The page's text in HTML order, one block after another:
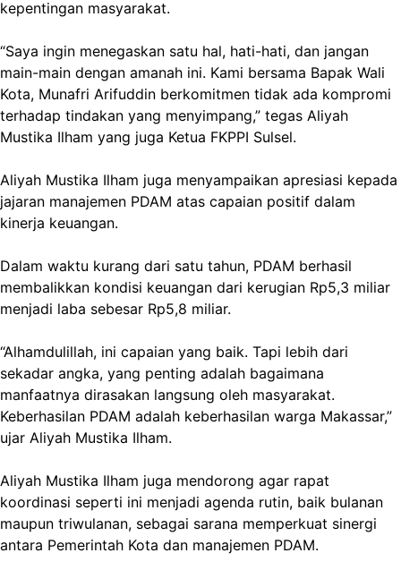
kepentingan masyarakat.
“Saya ingin menegaskan satu hal, hati-hati, dan jangan
main-main dengan amanah ini. Kami bersama Bapak Wali
Kota, Munafri Arifuddin berkomitmen tidak ada kompromi
terhadap tindakan yang menyimpang,” tegas Aliyah
Mustika Ilham yang juga Ketua FKPPI Sulsel.
Aliyah Mustika Ilham juga menyampaikan apresiasi kepada
jajaran manajemen PDAM atas capaian positif dalam
kinerja keuangan.
Dalam waktu kurang dari satu tahun, PDAM berhasil
membalikkan kondisi keuangan dari kerugian Rp5,3 miliar
menjadi laba sebesar Rp5,8 miliar.
“Alhamdulillah, ini capaian yang baik. Tapi lebih dari
sekadar angka, yang penting adalah bagaimana
manfaatnya dirasakan langsung oleh masyarakat.
Keberhasilan PDAM adalah keberhasilan warga Makassar,”
ujar Aliyah Mustika Ilham.
Aliyah Mustika Ilham juga mendorong agar rapat
koordinasi seperti ini menjadi agenda rutin, baik bulanan
maupun triwulanan, sebagai sarana memperkuat sinergi
antara Pemerintah Kota dan manajemen PDAM.